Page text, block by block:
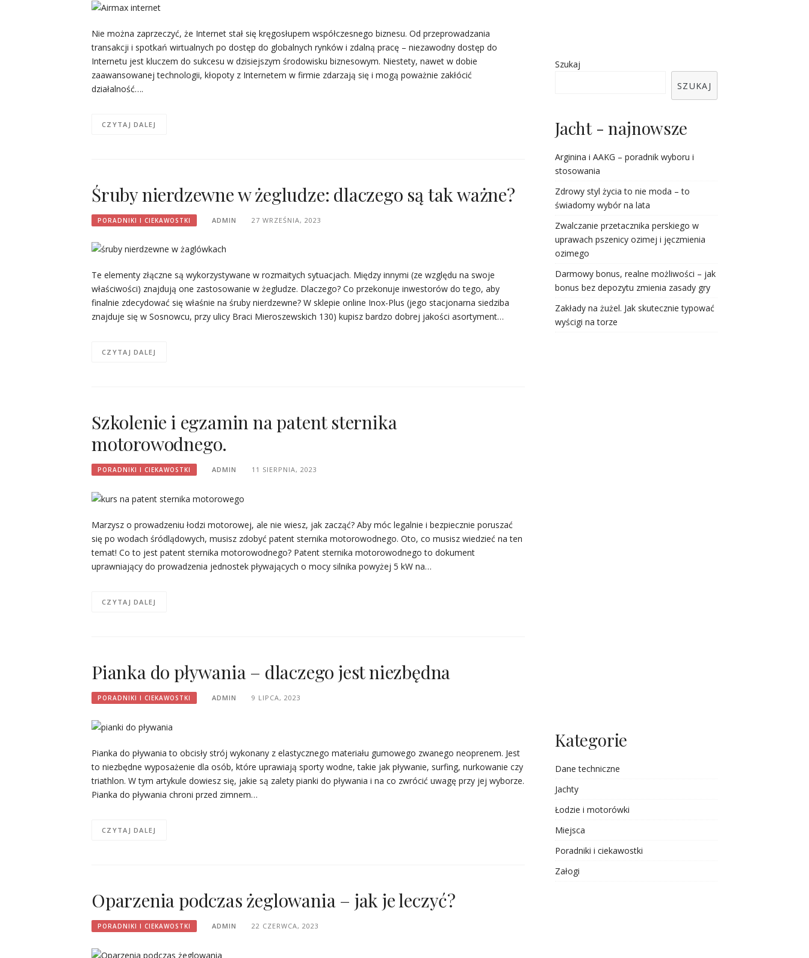
Nie można zaprzeczyć, że Internet stał się kręgosłupem współczesnego biznesu. Od przeprowadzania
transakcji i spotkań wirtualnych po dostęp do globalnych rynków i zdalną pracę – niezawodny dostęp do
Internetu jest kluczem do sukcesu w dzisiejszym środowisku biznesowym. Niestety, nawet w dobie
zaawansowanej technologii, kłopoty z Internetem w firmie zdarzają się i mogą poważnie zakłócić
działalność….
CZYTAJ DALEJ
Śruby nierdzewne w żegludze: dlaczego są tak ważne?
PORADNIKI I CIEKAWOSTKI ADMIN 27 WRZEŚNIA, 2023
Te elementy złączne są wykorzystywane w rozmaitych sytuacjach. Między innymi (ze względu na swoje
właściwości) znajdują one zastosowanie w żegludze. Dlaczego? Co przekonuje inwestorów do tego, aby
finalnie zdecydować się właśnie na śruby nierdzewne? W sklepie online Inox-Plus (jego stacjonarna siedziba
znajduje się w Sosnowcu, przy ulicy Braci Mieroszewskich 130) kupisz bardzo dobrej jakości asortyment…
CZYTAJ DALEJ
Szkolenie i egzamin na patent sternika
motorowodnego.
PORADNIKI I CIEKAWOSTKI ADMIN 11 SIERPNIA, 2023
Marzysz o prowadzeniu łodzi motorowej, ale nie wiesz, jak zacząć? Aby móc legalnie i bezpiecznie poruszać
się po wodach śródlądowych, musisz zdobyć patent sternika motorowodnego. Oto, co musisz wiedzieć na ten
temat! Co to jest patent sternika motorowodnego? Patent sternika motorowodnego to dokument
uprawniający do prowadzenia jednostek pływających o mocy silnika powyżej 5 kW na…
CZYTAJ DALEJ
Pianka do pływania – dlaczego jest niezbędna
PORADNIKI I CIEKAWOSTKI ADMIN 9 LIPCA, 2023
Pianka do pływania to obcisły strój wykonany z elastycznego materiału gumowego zwanego neoprenem. Jest
to niezbędne wyposażenie dla osób, które uprawiają sporty wodne, takie jak pływanie, surfing, nurkowanie czy
triathlon. W tym artykule dowiesz się, jakie są zalety pianki do pływania i na co zwrócić uwagę przy jej wyborze.
Pianka do pływania chroni przed zimnem…
CZYTAJ DALEJ
Oparzenia podczas żeglowania – jak je leczyć?
PORADNIKI I CIEKAWOSTKI ADMIN 22 CZERWCA, 2023
Szukaj
SZUKAJ
Jacht - najnowsze
Arginina i AAKG – poradnik wyboru i
stosowania
Zdrowy styl życia to nie moda – to
świadomy wybór na lata
Zwalczanie przetacznika perskiego w
uprawach pszenicy ozimej i jęczmienia
ozimego
Darmowy bonus, realne możliwości – jak
bonus bez depozytu zmienia zasady gry
Zakłady na żużel. Jak skutecznie typować
wyścigi na torze
Kategorie
Dane techniczne
Jachty
Łodzie i motorówki
Miejsca
Poradniki i ciekawostki
Załogi